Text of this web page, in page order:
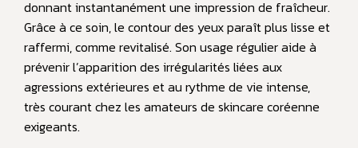
donnant instantanément une impression de fraîcheur.
Grâce à ce soin, le contour des yeux paraît plus lisse et
raffermi, comme revitalisé. Son usage régulier aide à
prévenir l’apparition des irrégularités liées aux
agressions extérieures et au rythme de vie intense,
très courant chez les amateurs de skincare coréenne
exigeants.